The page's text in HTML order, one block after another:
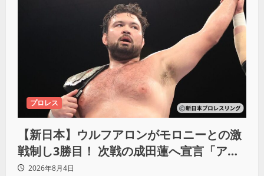
プロレス
【新日本】ウルフアロンがモロニーとの激
戦制し3勝目！ 次戦の成田蓮へ宣言「アイ
ツの王道を俺の王道でぶち壊す」
2026年8月4日